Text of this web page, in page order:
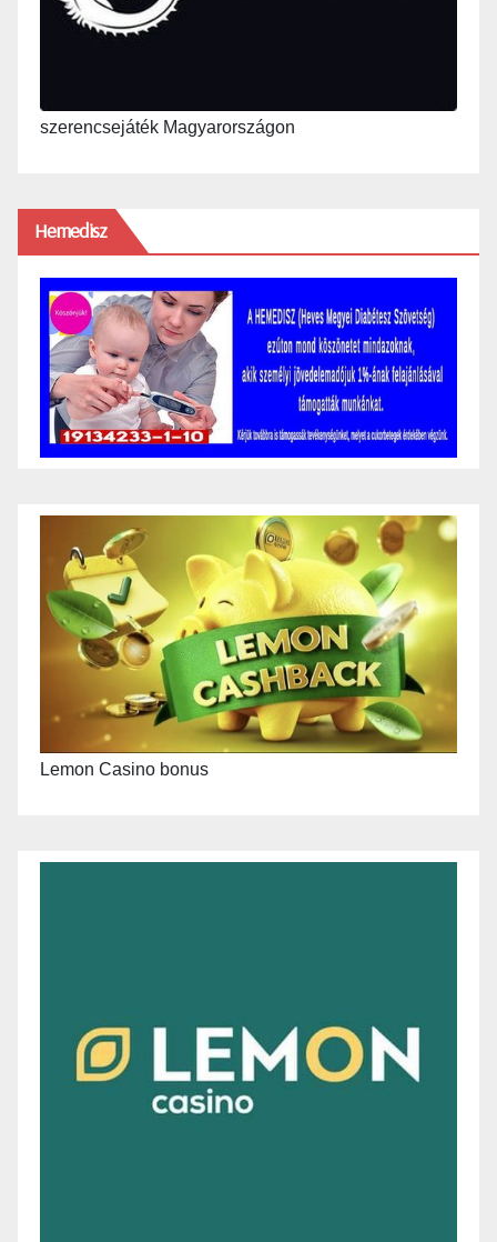
szerencsejáték Magyarországon
Hemedisz
Lemon Casino bonus